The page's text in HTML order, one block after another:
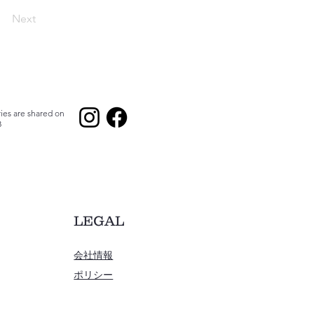
Next
are shared on
LEGAL
会社情報
ポリシー